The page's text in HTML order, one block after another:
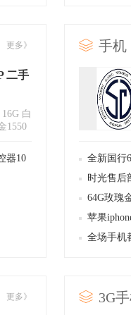
更多》
二手
白
1550
器10
手机
全新国行
3150
时光售后
维修
64G玫瑰
苹果
全场手机
更多》 3G